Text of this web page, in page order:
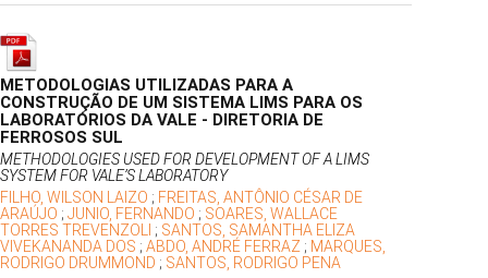
METODOLOGIAS UTILIZADAS PARA A
CONSTRUÇÃO DE UM SISTEMA LIMS PARA OS
LABORATÓRIOS DA VALE - DIRETORIA DE
FERROSOS SUL
METHODOLOGIES USED FOR DEVELOPMENT OF A LIMS
SYSTEM FOR VALE’S LABORATORY
FILHO, WILSON LAIZO ; FREITAS, ANTÔNIO CÉSAR DE
ARAÚJO ; JUNIO, FERNANDO ; SOARES, WALLACE
TORRES TREVENZOLI ; SANTOS, SAMANTHA ELIZA
VIVEKANANDA DOS ; ABDO, ANDRÉ FERRAZ ; MARQUES,
RODRIGO DRUMMOND ; SANTOS, RODRIGO PENA